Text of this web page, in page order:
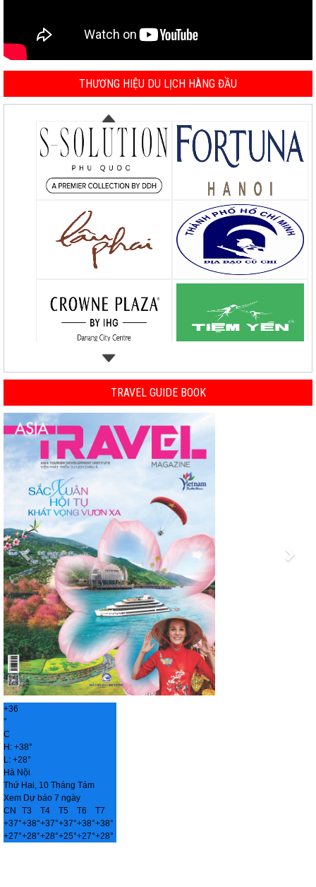
THƯƠNG HIỆU DU LỊCH HÀNG ĐẦU
TRAVEL GUIDE BOOK
Previous
+36
°
C
H: +38°
L: +28°
Hà Nội
Thứ Hai, 10 Tháng Tám
Xem Dự báo 7 ngày
CN
T3 T4 T5 T6
T7
+37°+38°+37°+37°+38°+38°
+27°+28°+28°+25°+27°+28°